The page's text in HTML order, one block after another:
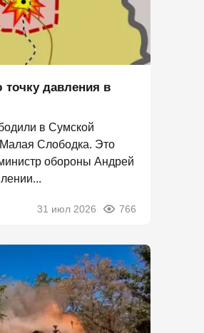
точку давления в
в Сумской
Слободка. Это
обороны Андрей
31 июл 2026 766